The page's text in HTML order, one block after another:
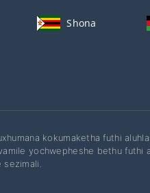
Shona
kokumaketha futhi
yochwepheshe bethu futhi
sezimali.